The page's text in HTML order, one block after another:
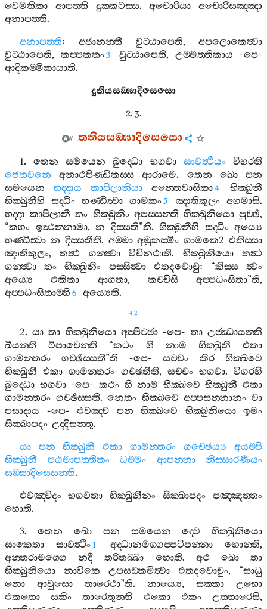
වෙමතිකා
ආපත‍්ති දුක‍්කටස‍්ස.අචොරියා
අචොරිසඤ‍්ඤා
අනාපත‍්ති.
අනාපත‍්ති:අජානන‍්තී වුට‍්ඨාපෙති,අපලොකෙත්‍වා
වුට‍්ඨාපෙති,කප‍්පකතං3 වුට‍්ඨාපෙති, උම‍්මත‍්තිකාය -පෙ-
ආදිකම‍්මිකායාති.
දුතියසඞ‍්ඝාදිසෙසො
2. 3.
තතියසඞ‍්ඝාදිසෙසො
1. තෙන සමයෙන බුද‍්ධො භගවා සාවත්‍ථියං
විහරති
ජෙතවනෙ
අනාථපිණ‍්ඩිකස‍්ස ආරාමෙ. තෙන ඛො
පන
සමයෙන
භද‍්දාය කාපිලානියා අන‍්තෙවාසිකා4
භික‍්ඛුනී
භික‍්ඛුනීහි
සද‍්ධිං භණ‍්ඩිත්‍වා ගාමකං5 ඤාතිකුලං අගමාසි.
භද‍්දා කාපිලානී තං භික‍්ඛුනිං අපස‍්සන‍්තී භික‍්ඛුනියො පුච‍්ඡි,
“කහං ඉත්‍ථන‍්නාමා, න දිස‍්සතී”ති. භික‍්ඛුනීහි සද‍්ධිං අය්‍යෙ
භණ‍්ඩිත්‍වා න දිස‍්සතීති. අම‍්මා අමුකස‍්මිං ගාමකෙ2එතිස‍්සා
ඤාතිකුලං,තත්‍ථ ගන‍්ත්‍වා විචිනථාති. භික‍්ඛුනියො
තත්‍ථ
ගන‍්ත්‍වා
තං භික‍්ඛුනිං පස‍්සිත්‍වා එතදවොචු: “කිස‍්ස
ත්‍වං
අය්‍යෙ
එකිකා ආගතා, කච‍්චිසි අප‍්පධංසිතා”ති,
අප‍්පධංසිතාම‍්හි 6 අය්‍යෙති.
42
2. යා තා භික‍්ඛුනියො අප‍්පිච‍්ඡා -පෙ- තා උජ‍්ඣායන‍්ති
ඛීයන‍්ති
විපාචෙන‍්ති “කථං හි නාම භික‍්ඛුනී
එකා
ගාමන‍්තරං
ගච‍්ඡිස‍්සතී”ති -පෙ-සච‍්චං කිර
භික‍්ඛවෙ
භික‍්ඛුනී එකා ගාමන‍්තරං ගච‍්ඡතීති, සච‍්චං භගවා.විගරහි
බුද‍්ධො භගවා-පෙ- කථං හි නාම භික‍්ඛවෙ භික‍්ඛුනී එකා
ගාමන‍්තරං ගච‍්ඡිස‍්සති.නෙතං භික‍්ඛවෙ අප‍්පසන‍්නානං වා
පසාදාය -පෙ- එවඤ‍්ච පන භික‍්ඛවෙ භික‍්ඛුනියො
ඉමං
සික‍්ඛාපදං උද‍්දිසන‍්තු.
යා
පන භික‍්ඛුනී එකා ගාමන‍්තරං ගච‍්ඡෙය්‍ය
අයම‍්පි
භික‍්ඛුනී
පඨමාපත‍්තිකං ධම‍්මං ආපන‍්නා
නිස‍්සාරණීයං
සඞ‍්ඝාදිසෙසන‍්ති.
එවඤ‍්චිදං
භගවතා භික‍්ඛුනීනං සික‍්ඛාපදං
පඤ‍්ඤත‍්තං
හොති.
3.තෙන ඛො පන සමයෙන ද‍්වෙ
භික‍්ඛුනියො
සාකෙතා
සාවත්‍ථිං 1 අද‍්ධානමග‍්ගප‍්පටිපන‍්නා හොන‍්ති,
අන‍්තරාමග‍්ගෙ
නදී තරිතබ‍්බා හොති. අථ ඛො
තා
භික‍්ඛුනියො
නාවිකෙ උපසඞ‍්කමිත්‍වා එතදවොචුං, “සාධු
නො
ආවුසො තාරෙථා”ති. නාය්‍යෙ, සක‍්කා
උභො
එකතො
සකිං තාරෙතුන‍්ති එකො එකං උත‍්තාරෙසි,